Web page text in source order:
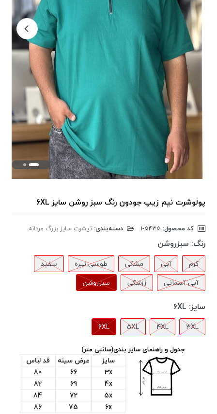
پولوشرت نیم زیپ جودون رنگ سبز روشن سایز 6XL
کد محصول: دسته‌بندی: تیشرت سایز بزرگ مردانه
رنگ: سبزروشن
کرم آبی مشکی طوسی تیره
سفید
آبی آسمانی
زرشکی سبزروشن
سایز: 6XL
3XL
4XL
5XL
6XL
جدول و راهنمای سایز بندی(سانتی متر)
سایز عرض سینه
قد لباس
3x
66
80
4x
69
82
5x
72
84
6x
75
86